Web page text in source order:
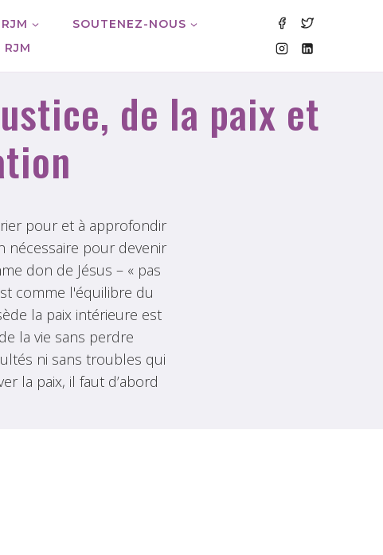
SOUTENEZ-NOUS
RJM
de la paix et
pour et à approfondir
nécessaire pour devenir
don de Jésus – « pas
comme l'équilibre du
la paix intérieure est
la vie sans perdre
ni sans troubles qui
la paix, il faut d’abord